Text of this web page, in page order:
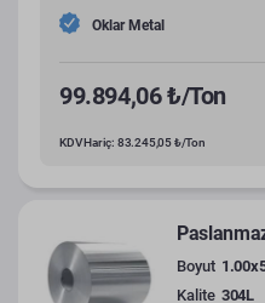
Oklar Metal
99.894,06 ₺/Ton
KDV Hariç: 83.245,05 ₺/Ton
Boyut
Kalite 304L